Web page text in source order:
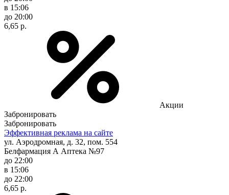
в 15:06
до 20:00
6,65 р.
Акции
Забронировать
Забронировать
Эффективная реклама на сайте
ул. Аэродромная, д. 32, пом. 554
Белфармация А Аптека №97
до 22:00
в 15:06
до 22:00
6,65 р.